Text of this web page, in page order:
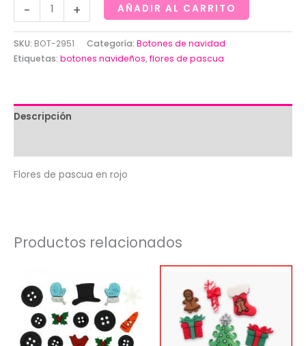
-
de
pascua
en
+ AÑADIR AL CARRITO
SKU: BOT-2951 Categoría: Botones de navidad
Etiquetas: botones navideños,flores de pascua
Descripción
Flores de pascua en rojo
Productos relacionados